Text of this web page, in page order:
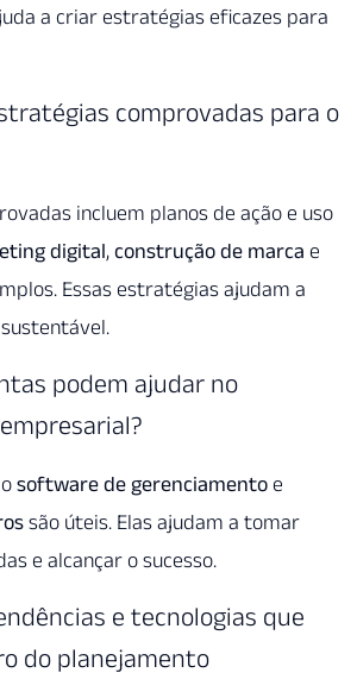
a criar estratégias eficazes para
comprovadas para o
incluem planos de ação e uso
digital, construção de marca e
Essas estratégias ajudam a
podem ajudar no
software de gerenciamento e
são úteis. Elas ajudam a tomar
e alcançar o sucesso.
e tecnologias que
do planejamento